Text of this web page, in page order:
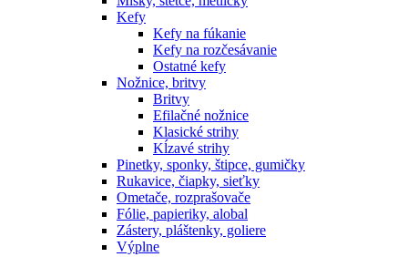
Kefy
Kefy na fúkanie
Kefy na rozčesávanie
Ostatné kefy
Nožnice, britvy
Britvy
Efilačné nožnice
Klasické strihy
Kĺzavé strihy
Pinetky, sponky, štipce, gumičky
Rukavice, čiapky, sieťky
Ometače, rozprašovače
Fólie, papieriky, alobal
Zástery, pláštenky, goliere
Výplne